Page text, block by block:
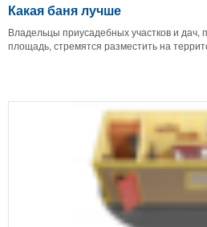
Какая баня лучше
Владельцы приусадебных участков и дач,
площадь, стремятся разместить на